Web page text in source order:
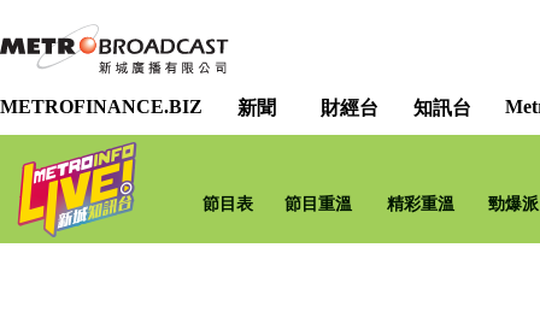
METROFINANCE.BIZ 新聞 財經台 知訊台
節目表 節目重溫 精彩重溫 勁爆